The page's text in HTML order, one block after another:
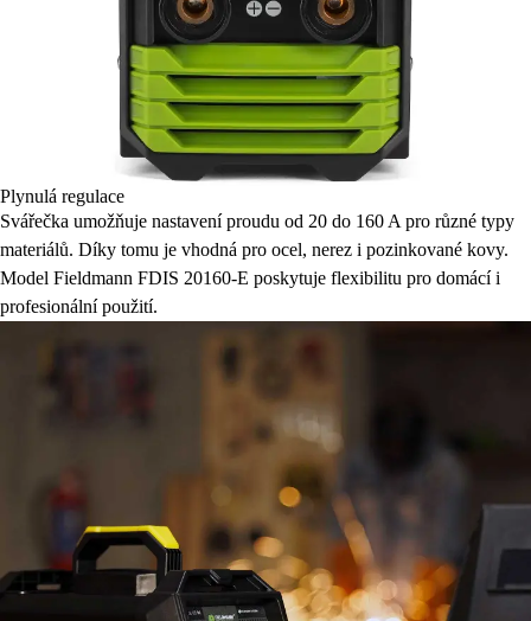
Plynulá regulace
Svářečka umožňuje nastavení proudu od 20 do 160 A pro různé typy
materiálů. Díky tomu je vhodná pro ocel, nerez i pozinkované kovy.
Model Fieldmann FDIS 20160-E poskytuje flexibilitu pro domácí i
profesionální použití.